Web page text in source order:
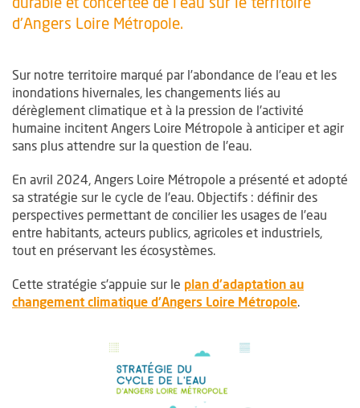
d'Angers Loire Métropole.
Sur notre territoire marqué par l’abondance de l’eau et les
inondations hivernales, les changements liés au
dérèglement climatique et à la pression de l'activité
humaine incitent Angers Loire Métropole à anticiper et agir
sans plus attendre sur la question de l'eau.
En avril 2024, Angers Loire Métropole a présenté et adopté
sa stratégie sur le cycle de l'eau. Objectifs : définir des
perspectives permettant de concilier les usages de l’eau
entre habitants, acteurs publics, agricoles et industriels,
tout en préservant les écosystèmes.
Cette stratégie s'appuie sur le plan d'adaptation au
changement climatique d'Angers Loire Métropole.